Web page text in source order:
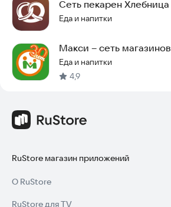
Сеть пекарен Хлебница
Еда и напитки
Макси – сеть магазинов
Еда и напитки
4,9
RuStore магазин приложений
О RuStore
RuStore для TV